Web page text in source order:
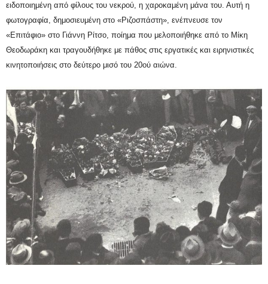
ειδοποιημένη από φίλους του νεκρού, η χαροκαμένη μάνα του. Αυτή η
φωτογραφία, δημοσιευμένη στο «Ριζοσπάστη», ενέπνευσε τον
«Επιτάφιο» στο Γιάννη Ρίτσο, ποίημα που μελοποιήθηκε από το Μίκη
Θεοδωράκη και τραγουδήθηκε με πάθος στις εργατικές και ειρηνιστικές
κινητοποιήσεις στο δεύτερο μισό του 20ού αιώνα.